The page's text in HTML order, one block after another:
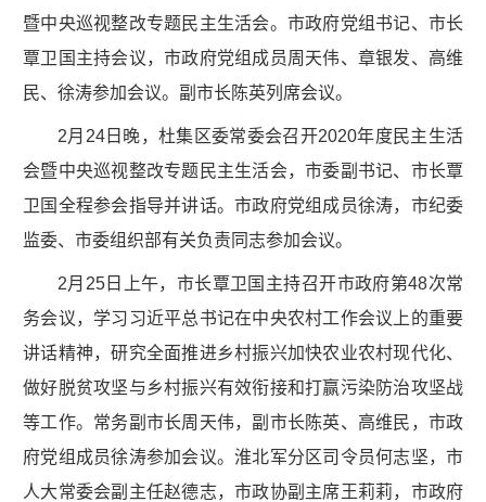
暨中央巡视整改专题民主生活会。市政府党组书记、市长
覃卫国主持会议，市政府党组成员周天伟、章银发、高维
民、徐涛参加会议。副市长陈英列席会议。
2月24日晚，杜集区委常委会召开2020年度民主生活
会暨中央巡视整改专题民主生活会，市委副书记、市长覃
卫国全程参会指导并讲话。市政府党组成员徐涛，市纪委
监委、市委组织部有关负责同志参加会议。
2月25日上午，市长覃卫国主持召开市政府第48次常
务会议，学习习近平总书记在中央农村工作会议上的重要
讲话精神，研究全面推进乡村振兴加快农业农村现代化、
做好脱贫攻坚与乡村振兴有效衔接和打赢污染防治攻坚战
等工作。常务副市长周天伟，副市长陈英、高维民，市政
府党组成员徐涛参加会议。淮北军分区司令员何志坚，市
人大常委会副主任赵德志，市政协副主席王莉莉，市政府